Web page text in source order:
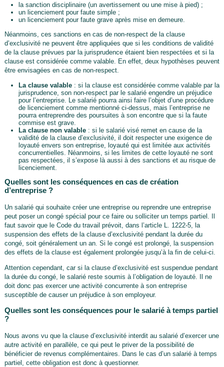
la sanction disciplinaire (un avertissement ou une mise à pied) ;
un licenciement pour faute simple ;
un licenciement pour faute grave après mise en demeure.
Néanmoins, ces sanctions en cas de non-respect de la clause
d’exclusivité ne peuvent être appliquées que si les conditions de validité
de la clause prévues par la jurisprudence étaient bien respectées et si la
clause est considérée comme valable. En effet, deux hypothèses peuvent
être envisagées en cas de non-respect.
La clause valable: si la clause est considérée comme valable par la
jurisprudence, son non-respect par le salarié engendre un préjudice
pour l’entreprise. Le salarié pourra ainsi faire l’objet d’une procédure
de licenciement comme mentionné ci-dessus, mais l’entreprise ne
pourra entreprendre des poursuites à son encontre que si la faute
commise est grave.
La clause non valable: si le salarié visé remet en cause de la
validité de la clause d’exclusivité, il doit respecter une exigence de
loyauté envers son entreprise, loyauté qui est limitée aux activités
concurrentielles. Néanmoins, si les limites de cette loyauté ne sont
pas respectées, il s’expose là aussi à des sanctions et au risque de
licenciement.
Quelles sont les conséquences en cas de création
d’entreprise ?
Un salarié qui souhaite créer une entreprise ou reprendre une entreprise
peut poser un congé spécial pour ce faire ou solliciter un temps partiel. Il
faut savoir que le Code du travail prévoit, dans l’article L. 1222-5, la
suspension des effets de la clause d’exclusivité pendant la durée du
congé, soit généralement un an. Si le congé est prolongé, la suspension
des effets de la clause est également prolongée jusqu’à la fin de celui-ci.
Attention cependant, car si la clause d’exclusivité est suspendue pendant
la durée du congé, le salarié reste soumis à l’obligation de loyauté. Il ne
doit donc pas exercer une activité concurrente à son entreprise
susceptible de causer un préjudice à son employeur.
Quelles sont les conséquences pour le salarié à temps partiel
?
Nous avons vu que la clause d’exclusivité interdit au salarié d’exercer une
autre activité en parallèle, ce qui peut le priver de la possibilité de
bénéficier de revenus complémentaires. Dans le cas d’un salarié à temps
partiel, cette obligation est donc à questionner.